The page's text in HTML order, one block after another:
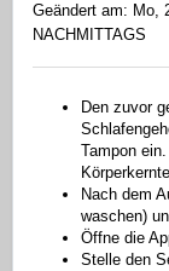
Geändert am: Mo,
NACHMITTAGS
Den zuvor
Tampon
Nach dem
waschen)
Öffne die
Stelle den